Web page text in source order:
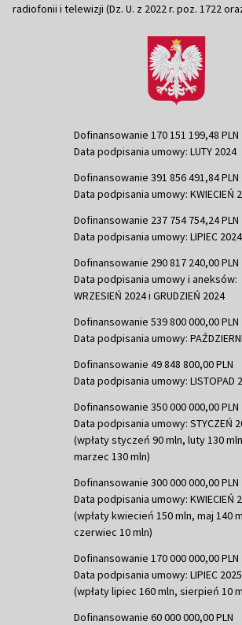
radiofonii i telewizji (Dz. U. z 2022 r. poz. 1722
Dofinansowanie 170 151 199,48 PLN
Data podpisania umowy: LUTY 2024
Dofinansowanie 391 856 491,84 PLN
Data podpisania umowy: KWIECIEŃ
Dofinansowanie 237 754 754,24 PLN
Data podpisania umowy: LIPIEC 2024
Dofinansowanie 290 817 240,00 PLN
Data podpisania umowy i aneksów:
WRZESIEŃ 2024 i GRUDZIEŃ 2024
Dofinansowanie 539 800 000,00 PLN
Data podpisania umowy:
Dofinansowanie 49 848 800,00 PLN
Data podpisania umowy: LISTOPAD
Dofinansowanie 350 000 000,00 PLN
Data podpisania umowy: STYCZEŃ
(wpłaty styczeń 90 mln, luty 130
marzec 130 mln)
Dofinansowanie 300 000 000,00 PLN
Data podpisania umowy: KWIECIEŃ
(wpłaty kwiecień 150 mln, maj 140
czerwiec 10 mln)
Dofinansowanie 170 000 000,00 PLN
Data podpisania umowy: LIPIEC 2025
(wpłaty lipiec 160 mln, sierpień 10
Dofinansowanie 60 000 000,00 PLN